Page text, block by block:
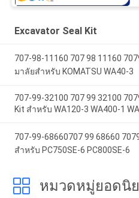
Excavator Seal Kit
707-98-11160 707 98 11160
มาลัยสำหรับ KOMATSU WA40-3
707-99-32100 707 99 32100
Kit สำหรับ WA120-3 WA400-1
707-99-68660707 99 68660
สำหรับ PC750SE-6 PC800SE-6
หมวดหมู่ยอดนิ